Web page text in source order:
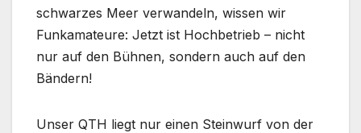
schwarzes Meer verwandeln, wissen wir
Funkamateure: Jetzt ist Hochbetrieb – nicht
nur auf den Bühnen, sondern auch auf den
Bändern!
Unser QTH liegt nur einen Steinwurf von der